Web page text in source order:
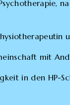
mit
in den HP-